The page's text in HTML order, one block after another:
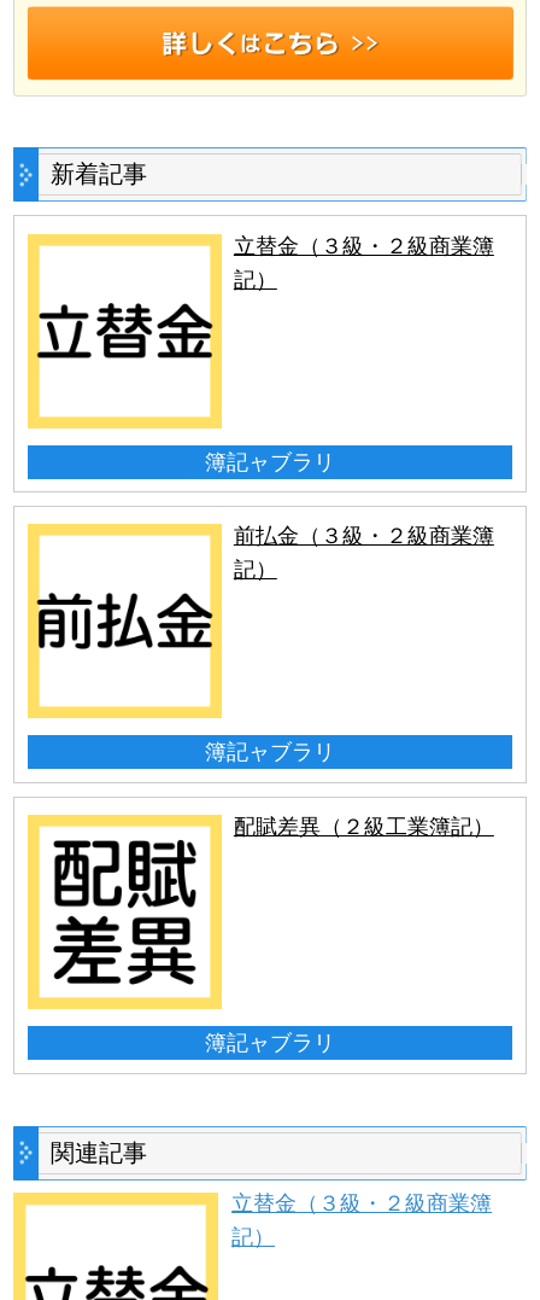
新着記事
立替金（３級・２級商業簿
記）
簿記ャブラリ
前払金（３級・２級商業簿
記）
簿記ャブラリ
配賦差異（２級工業簿記）
簿記ャブラリ
関連記事
立替金（３級・２級商業簿
記）